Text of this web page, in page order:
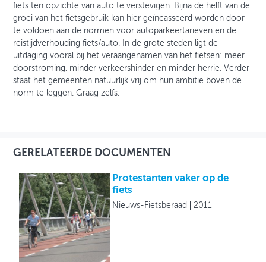
fiets ten opzichte van auto te verstevigen. Bijna de helft van de
groei van het fietsgebruik kan hier geïncasseerd worden door
te voldoen aan de normen voor autoparkeertarieven en de
reistijdverhouding fiets/auto. In de grote steden ligt de
uitdaging vooral bij het veraangenamen van het fietsen: meer
doorstroming, minder verkeershinder en minder herrie. Verder
staat het gemeenten natuurlijk vrij om hun ambitie boven de
norm te leggen. Graag zelfs.
GERELATEERDE DOCUMENTEN
Protestanten vaker op de
fiets
Nieuws-Fietsberaad 2011